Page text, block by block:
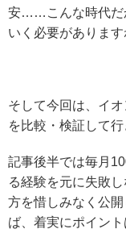
安……こんな時代だ
いく必要があります
そして今回は、イ
を比較・検証して行
記事後半では毎月
る経験を元に失敗
方を惜しみなく公
ば、着実にポイント